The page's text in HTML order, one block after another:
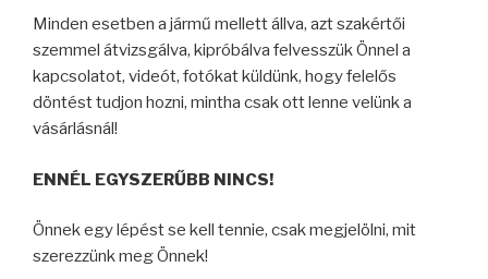
Minden esetben a jármű mellett állva, azt szakértői
szemmel átvizsgálva, kipróbálva felvesszük Önnel a
kapcsolatot, videót, fotókat küldünk, hogy felelős
döntést tudjon hozni, mintha csak ott lenne velünk a
vásárlásnál!
ENNÉL EGYSZERŰBB NINCS!
Önnek egy lépést se kell tennie, csak megjelölni, mit
szerezzünk meg Önnek!